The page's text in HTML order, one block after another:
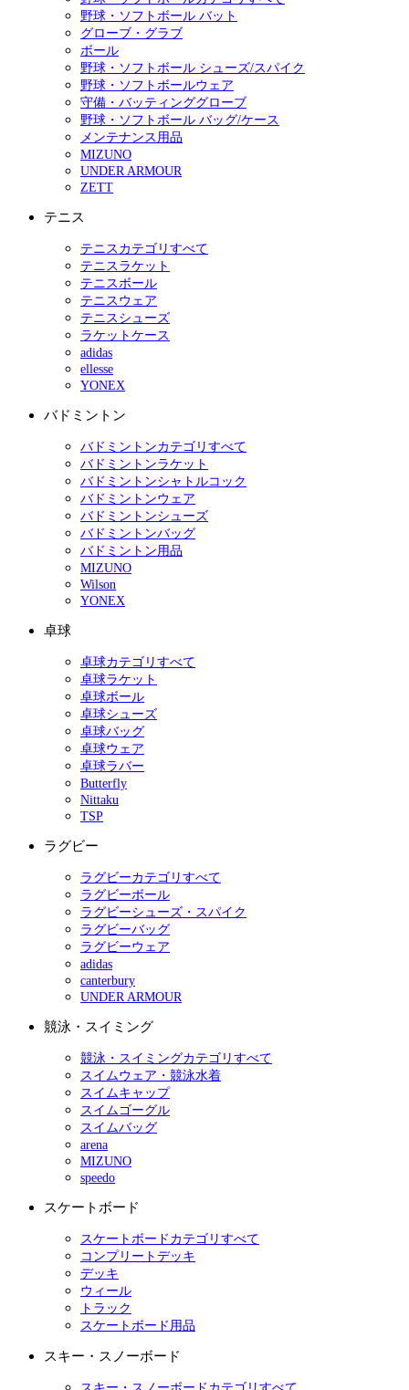
野球・ソフトボール バット
グローブ・グラブ
ボール
野球・ソフトボール シューズ/スパイク
野球・ソフトボールウェア
守備・バッティンググローブ
野球・ソフトボール バッグ/ケース
メンテナンス用品
MIZUNO
UNDER ARMOUR
ZETT
テニス
テニスカテゴリすべて
テニスラケット
テニスボール
テニスウェア
テニスシューズ
ラケットケース
adidas
ellesse
YONEX
バドミントン
バドミントンカテゴリすべて
バドミントンラケット
バドミントンシャトルコック
バドミントンウェア
バドミントンシューズ
バドミントンバッグ
バドミントン用品
MIZUNO
Wilson
YONEX
卓球
卓球カテゴリすべて
卓球ラケット
卓球ボール
卓球シューズ
卓球バッグ
卓球ウェア
卓球ラバー
Butterfly
Nittaku
TSP
ラグビー
ラグビーカテゴリすべて
ラグビーボール
ラグビーシューズ・スパイク
ラグビーバッグ
ラグビーウェア
adidas
canterbury
UNDER ARMOUR
競泳・スイミング
競泳・スイミングカテゴリすべて
スイムウェア・競泳水着
スイムキャップ
スイムゴーグル
スイムバッグ
arena
MIZUNO
speedo
スケートボード
スケートボードカテゴリすべて
コンプリートデッキ
デッキ
ウィール
トラック
スケートボード用品
スキー・スノーボード